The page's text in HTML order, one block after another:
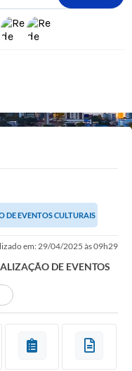
DE EVENTOS CULTURAIS
em: 29/04/2025 às 09h29
DE EVENTOS